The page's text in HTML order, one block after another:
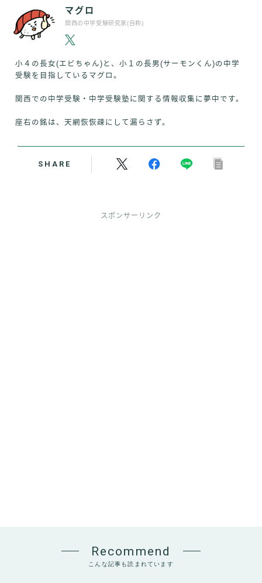
マグロ
関西の中学受験研究家(自称)
小４の長女(エビちゃん)と、小１の長男(サーモンくん)の中学
受験を目指しているマグロ。
関西での中学受験・中学受験塾に関する情報収集に夢中です。
座右の銘は、天網恢恢疎にして漏らさず。
SHARE
スポンサーリンク
Recommend
こんな記事も読まれています